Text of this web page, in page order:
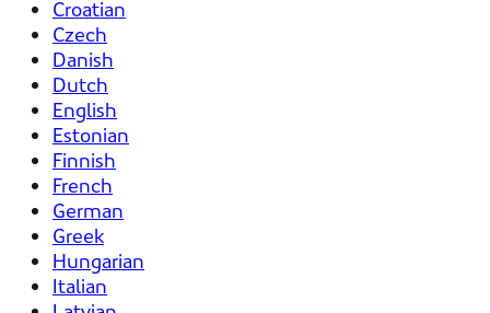
Croatian
Czech
Danish
Dutch
English
Estonian
Finnish
French
German
Greek
Hungarian
Italian